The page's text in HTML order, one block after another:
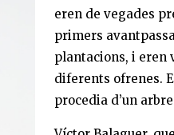
eren de vegades
primers
plantacions, i eren
diferents ofrenes.
procedia d’un